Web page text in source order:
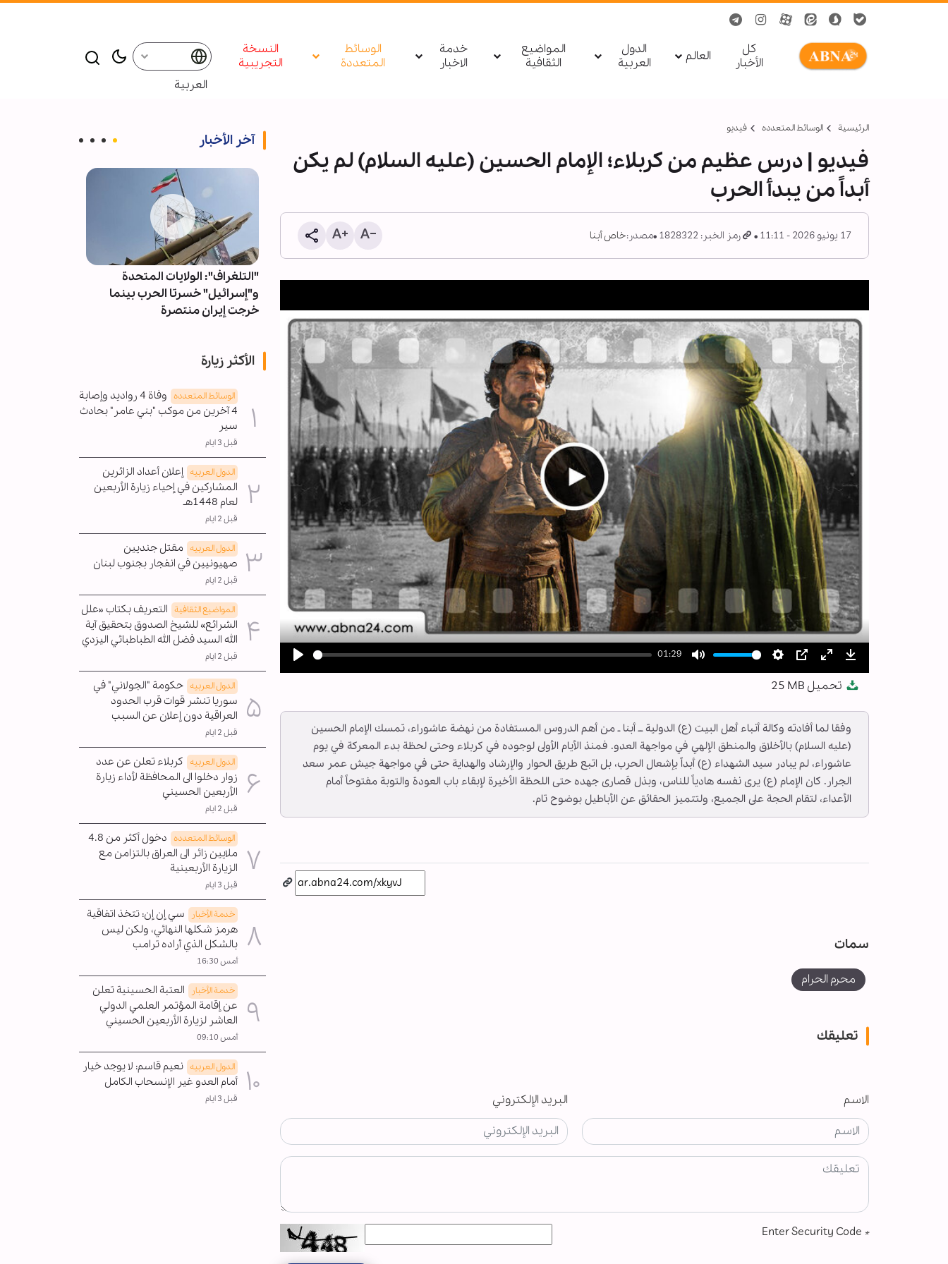
کل
الأخبار
العالم
الدول
العربیة
المواضيع
الثقافية
خدمة
الاخبار
الوسائط
المتعددة
النسخة
التجريبية
العربية
الرئيسية الوسائط المتعدده فیدیو
فيديو | درس عظيم من كربلاء؛ الإمام الحسين (عليه السلام) لم يكن
أبداً من يبدأ الحرب
17 يونيو 2026 - 11:11 رمز الخبر: 1828322 مصدر:خاص أبنا
Play
01:29
Mute Settings
PIP Enter
fullscreen
Download
تحميل 25 MB
وفقا لما أفادته وكالة أنباء أهل البيت (ع) الدولية ــ أبنا ـ من أهم الدروس المستفادة من نهضة عاشوراء، تمسك الإمام الحسين
(عليه السلام) بالأخلاق والمنطق الإلهي في مواجهة العدو. فمنذ الأيام الأولى لوجوده في كربلاء وحتى لحظة بدء المعركة في يوم
عاشوراء، لم يبادر سيد الشهداء (ع) أبداً بإشعال الحرب، بل اتبع طريق الحوار والإرشاد والهداية حتى في مواجهة جيش عمر سعد
الجرار. كان الإمام (ع) يرى نفسه هادياً للناس، وبذل قصارى جهده حتى اللحظة الأخيرة لإبقاء باب العودة والتوبة مفتوحاً أمام
الأعداء، لتقام الحجة على الجميع، ولتتميز الحقائق عن الأباطيل بوضوح تام.
سمات
محرم الحرام
تعليقك
الاسم البريد الإلكتروني
*
آخر الأخبار
ضربة يمنية استباقية نوعية..
مأرب والوديعة
"التلغراف": الولايات المتحدة
و"إسرائيل" خسرتا الحرب بينما
خرجت إيران منتصرة
الأكثر زيارة
الوسائط المتعدده
وفاة 4 رواديد وإصابة
4 آخرين من موكب "بني عامر" بحادث
سير
قبل 3 ايام
الدول العربیه إعلان أعداد الزائرين
المشاركين في إحياء زيارة الأربعين
لعام 1448هـ
قبل 2 ايام
الدول العربیه مقتل جنديين
صهيونيين في انفجار بجنوب لبنان
قبل 2 ايام
المواضیع الثقافية التعريف بكتاب «علل
الشرائع» للشيخ الصدوق بتحقيق آية
الله السيد فضل الله الطباطبائي اليزدي
قبل 2 ايام
الدول العربیه حكومة "الجولاني" في
سوريا تنشر قوات قرب الحدود
العراقية دون إعلان عن السبب
قبل 2 ايام
الدول العربیه كربلاء تعلن عن عدد
زوار دخلوا الى المحافظة لأداء زيارة
الأربعين الحسيني
قبل 2 ايام
الوسائط المتعدده
دخول أكثر من 4.8
ملايين زائر الى العراق بالتزامن مع
الزيارة الأربعينية
قبل 3 ايام
خدمة الأخبار
سي إن إن: تتخذ اتفاقية
هرمز شكلها النهائي، ولكن ليس
بالشكل الذي أراده ترامب
أمس 16:30
خدمة الأخبار
العتبة الحسينية تعلن
عن إقامة المؤتمر العلمي الدولي
العاشر لزيارة الأربعين الحسيني
أمس 09:10
الدول العربیه نعيم قاسم: لا يوجد خيار
أمام العدو غير الإنسحاب الکامل
قبل 3 ايام